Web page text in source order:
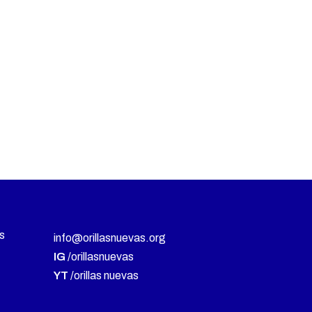
info@orillasnuevas.org
IG /orillasnuevas
YT /orillas nuevas